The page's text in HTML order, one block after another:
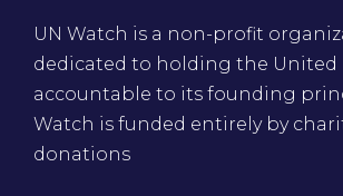
UN Watch is a non-profit
dedicated to holding the United
accountable to its founding
Watch is funded entirely by
donations